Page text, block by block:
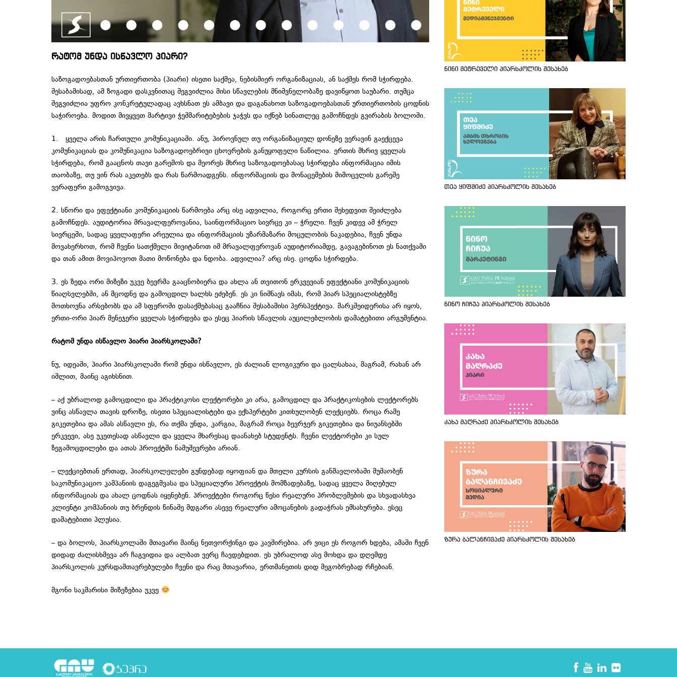
რატომ უნდა ისწავლო პიარი?
საზოგადოებასთან ურთიერთობა (პიარი) ისეთი საქმეა, ნებისმიერ ორგანიზაციას, ან საქმეს რომ სჭირდება.
შესაბამისად, ამ ზოგადი დასკვნითაც შეგვიძლია მისი სწავლების მნიშვნელობაზე დავიწყოთ საუბარი. თუმცა
შეგვიძლია უფრო კონკრეტულადაც ავხსნათ ეს ამბავი და დაგანახოთ საზოგადოებასთან ურთიერთობის ცოდნის
საჭიროება. მოდით მივყვეთ მარტივი ჭეშმარიტებების ჯაჭვს და იქნებ სინათლეც გამოჩნდეს გვირაბის ბოლოში.
1. ყველა არის ჩართული კომუნიკაციაში. ანუ, პიროვნულ თუ ორგანიზაციულ დონეზე ვერავინ გაექცევა
კომუნიკაციას და კომუნიკაცია საზოგადოებრივი ცხოვრების განუყოფელი ნაწილია. ერთის მხრივ ყველას
სჭირდება, რომ გააცნოს თავი გარემოს და მეორეს მხრივ საზოგადოებასაც სჭირდება ინფორმაცია იმის
თაობაზე, თუ ვინ რას აკეთებს და რას წარმოადგენს. ინფორმაციის და მონაცემების მიმოცვლის გარეშე
ვერაფერი გამოგვივა.
2. სწორი და ეფექტიანი კომუნიკაციის წარმოება არც ისე ადვილია, როგორც ერთი შეხედვით შეიძლება
გამოჩნდეს. აუდიტორია მრავალფეროვანია, საინფორმაციო სივრცე კი – ჭრელი. ჩვენ კიდევ ამ ჭრელ
სივრცეში, სადაც ყველაფერი არეულია და ინფორმაციის უზარმაზარი მოცულობის ნაკადებია, ჩვენ უნდა
მოვახერხოთ, რომ ჩვენი სათქმელი მივიტანოთ იმ მრავალფეროვან აუდიტორიამდე, გავაგებინოთ ეს ნათქვამი
და თან ამით მოვიპოვოთ მათი მოწონება და ნდობა. ადვილია? არც ისე. ცოდნა სჭირდება.
3. ეს ზედა ორი მიზეზი უკვე ბევრმა გააცნობიერა და ახლა ან თვითონ ერკვევიან ეფექტიანი კომუნიკაციის
წიაღსვლებში, ან მცოდნე და გამოცდილ ხალხს ეძებენ. ეს კი ნიშნავს იმას, რომ პიარ სპეციალისტებზე
მოთხოვნა არსებობს და ამ სფეროში დასაქმებასაც გააჩნია შესაბამისი პერსპექტივა. მარკშეიდერისა არ იყოს,
ერთი-ორი პიარ მენეჯერი ყველას სჭირდება და ესეც პიარის სწავლის აუცილებლობის დამატებითი არგუმენტია.
რატომ უნდა ისწავლო პიარი პიარსკოლაში?
ნუ, იდეაში, პიარი პიარსკოლაში რომ უნდა ისწავლო, ეს ძალიან ლოგიკური და ცალსახაა, მაგრამ, რახან არ
იშლით, მაინც აგიხსნით.
– აქ უბრალოდ გამოცდილი და პრაქტიკოსი ლექტორები კი არა, გამოცდილ და პრაქტიკოსების ლექტორებს
ვინც ასწავლა თავის დროზე, ისეთი სპეციალისტები და ექსპერტები კითხულობენ ლექციებს. როცა რამე
გიკეთებია და ამას ასწავლი ეს, რა თქმა უნდა, კარგია, მაგრამ როცა ბევრჯერ გიკეთებია და ნიუანსებში
ერკვევი, ასე უკეთესად ასწავლი და ყველა მხარესაც დაანახებ სტუდენტს. ჩვენი ლექტორები კი სულ
ზეგამოცდილები და ათას პროექტში ნამუშევრები არიან.
– ლექციებთან ერთად, პიარსკოლელები გუნდებად იყოფიან და მთელი კურსის განმავლობაში მუშაობენ
საკომუნიკაციო კამპანიის დაგეგმვასა და სპეციალური პროექტის მომზადებაზე, სადაც ყველა მიღებულ
ინფორმაციას და ახალ ცოდნას იყენებენ. პროექტები როგორც წესი რეალური პრობლემების და სხვადასხვა
კლიენტი კომპანიის თუ ბრენდის წინაშე მდგარი ასევე რეალური ამოცანების გადაჭრას ემსახურება. ესეც
დამატებითი პლუსია.
– და ბოლოს, პიარსკოლაში მთავარი მაინც ნეთვორქინგი და კავშირებია. არ ვიცი ეს როგორ ხდება, ამაში ჩვენ
დიდად ძალისხმევა არ ჩაგვიდია და ალბათ ვერც ჩავდებდით. ეს უბრალოდ ასე მოხდა და დღემდე
პიარსკოლის კურსდამთავრებულები ჩვენი და რაც მთავარია, ერთმანეთის დიდ მეგობრებად რჩებიან.
მგონი საკმარისი მიზეზებია უკვე
ნინი მეტრეველი პიარსკოლის შესახებ
თეა ყიფშიძე პიარსკოლის შესახებ
ნინო ჩიჩუა პიარსკოლის შესახებ
კახა მაღრაძე პიარსკოლის შესახებ
ზურა ბალანჩივაძე პიარსკოლის შესახებ